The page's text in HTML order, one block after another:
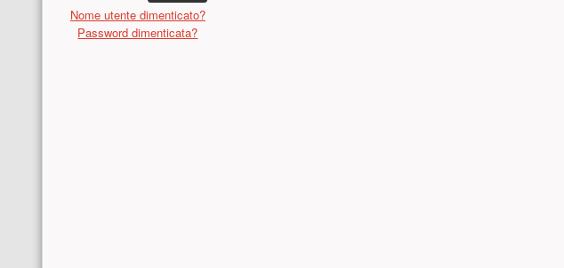
Nome utente dimenticato?
Password dimenticata?